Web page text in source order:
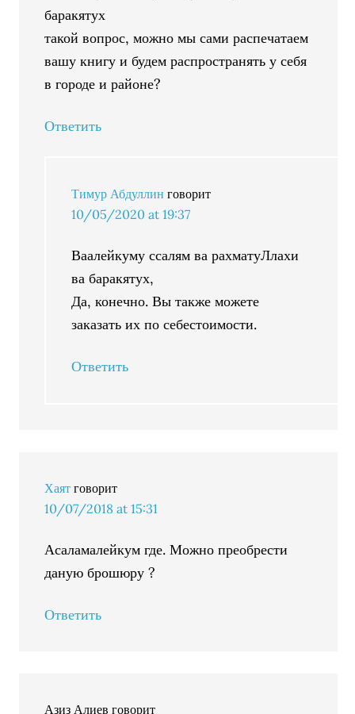
баракятух
такой вопрос, можно мы сами распечатаем
вашу книгу и будем распространять у себя
в городе и районе?
Ответить
Тимур Абдуллин говорит
10/05/2020 at 19:37
Ваалейкуму ссалям ва рахматуЛлахи
ва баракятух,
Да, конечно. Вы также можете
заказать их по себестоимости.
Ответить
Хаят говорит
10/07/2018 at 15:31
Асаламалейкум где. Можно преобрести
даную брошюру ?
Ответить
Азиз Алиев говорит